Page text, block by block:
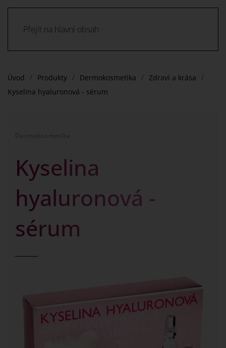
Přejít na hlavní obsah
Úvod Produkty Dermokosmetika
Zdraví a krása
Kyselina hyaluronová - sérum
Dermokosmetika
Kyselina
hyaluronová -
sérum